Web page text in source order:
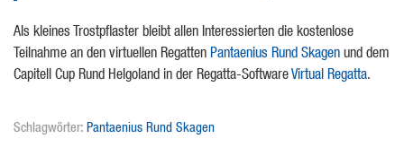
Als kleines Trostpflaster bleibt allen Interessierten die kostenlose
Teilnahme an den virtuellen Regatten Pantaenius Rund Skagen und dem
Capitell Cup Rund Helgoland in der Regatta-SoftwareVirtual Regatta.
Schlagwörter: Pantaenius Rund Skagen